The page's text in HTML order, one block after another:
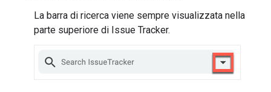
La barra di ricerca viene sempre visualizzata nella
parte superiore di Issue Tracker.